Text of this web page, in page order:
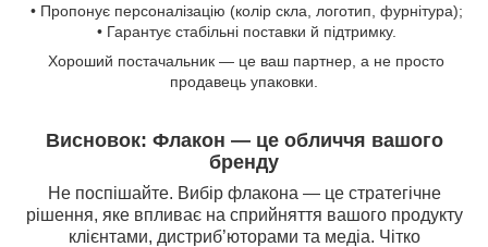
• Пропонує персоналізацію (колір скла, логотип, фурнітура);
• Гарантує стабільні поставки й підтримку.
Хороший постачальник — це ваш партнер, а не просто
продавець упаковки.
Висновок: Флакон — це обличчя вашого
бренду
Не поспішайте. Вибір флакона — це стратегічне
рішення, яке впливає на сприйняття вашого продукту
клієнтами, дистриб’юторами та медіа. Чітко